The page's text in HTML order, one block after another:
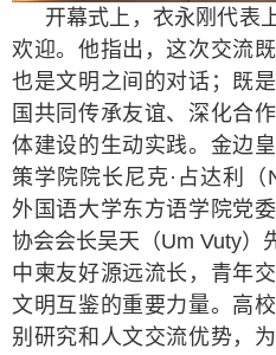
开幕式上，衣永刚代表
欢迎。 他指出，这次交流
也是文明之间的对话；既
国共同传承友谊、深化合
体建设的生动实践。金边
策学院院长尼克· 占达利（
外国语大学东方语学院党
协会会长吴天（Um Vuty）
中柬友好源远流长，青年
文明互鉴的重要力量。高
别研究和人文交流优势，